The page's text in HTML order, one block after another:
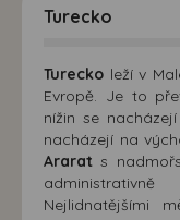
Turecko
Turecko leží v
Evropě. Je to
nížin se
nacházejí na
Ararat s
Nejlidnatějšími